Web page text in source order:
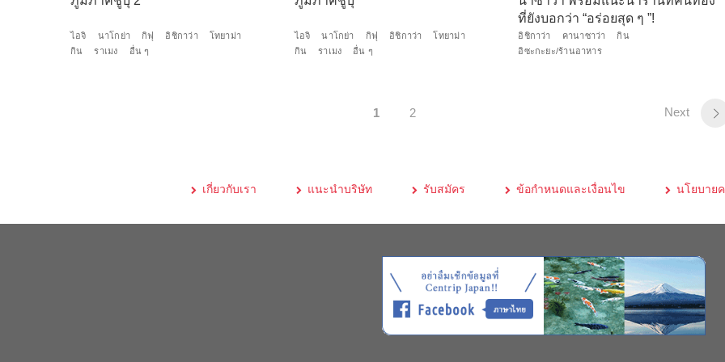
ไอจิ นาโกย่า กิฟุ อิชิกาว่า
โทยาม่า
กิน
ราเมง อื่น ๆ
ไอจิ นาโกย่า กิฟุ อิชิกาว่า
โทยาม่า
กิน
ราเมง อื่น ๆ
ที่ยังบอกว่า “อร่อยสุด ๆ ”!
อิชิกาว่า คานาซาว่า
กิน
อิซะกะยะ/ร้านอาหาร
1 2 Next
เกี่ยวกับเรา แนะนำบริษัท รับสมัคร ข้อกำหนดและเงื่อนไข นโยบาย